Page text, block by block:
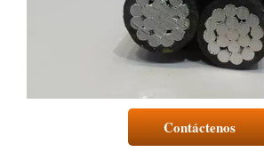
Contáctenos